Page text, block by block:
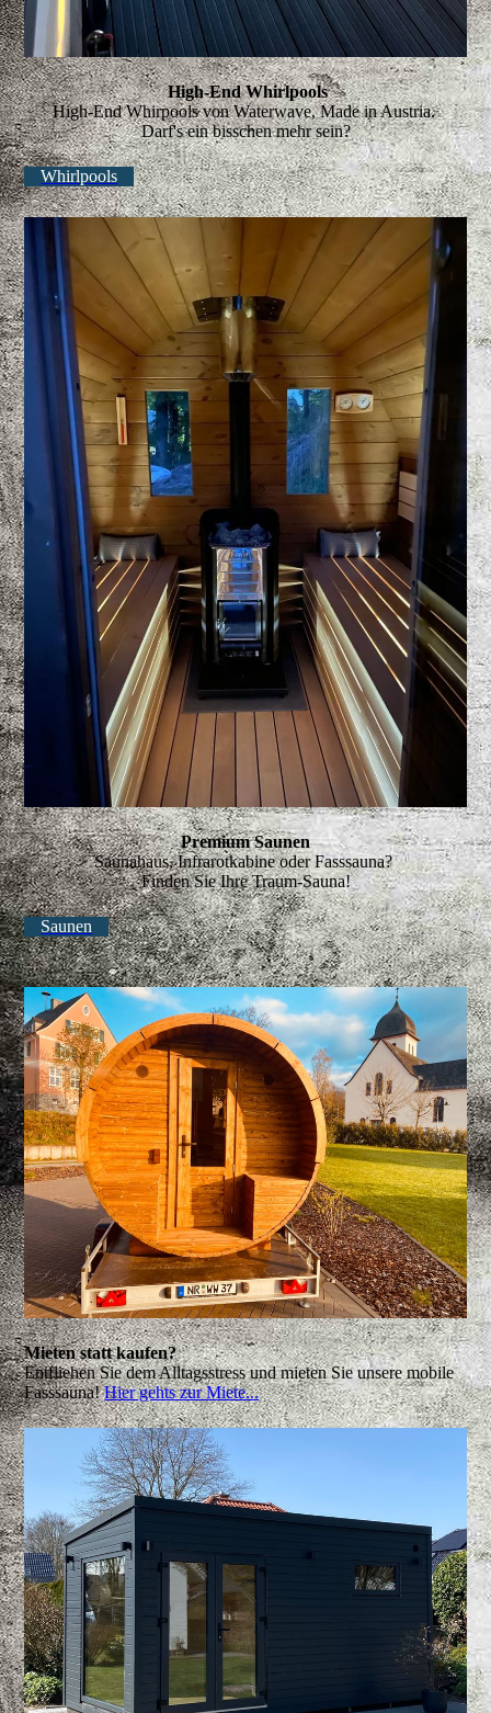
High-End Whirlpools
High-End Whirpools von Waterwave, Made in Austria.
Darf's ein bisschen mehr sein?
Whirlpools
Premium Saunen
Saunahaus, Infrarotkabine oder Fasssauna?
Finden Sie Ihre Traum-Sauna!
Saunen
Mieten statt kaufen?
Entfliehen Sie dem Alltagsstress und mieten Sie unsere mobile
Fasssauna!Hier gehts zur Miete...